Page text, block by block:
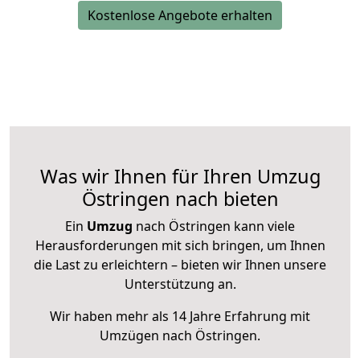
Kostenlose Angebote erhalten
Was wir Ihnen für Ihren Umzug
Östringen nach bieten
Ein Umzug nach Östringen kann viele
Herausforderungen mit sich bringen, um Ihnen
die Last zu erleichtern – bieten wir Ihnen unsere
Unterstützung an.
Wir haben mehr als 14 Jahre Erfahrung mit
Umzügen nach Östringen.